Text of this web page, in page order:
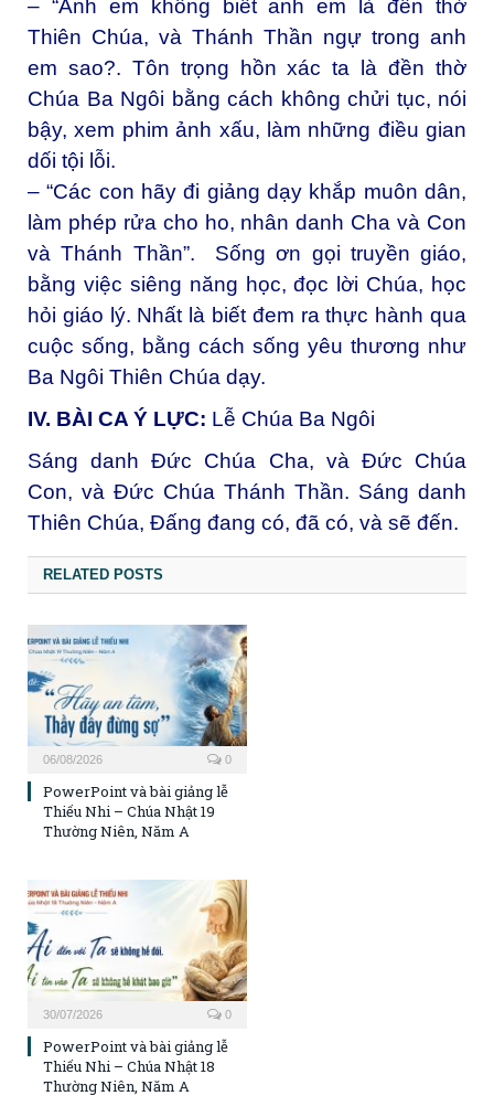
– “Anh em không biết anh em là đền thờ
Thiên Chúa, và Thánh Thần ngự trong anh
em sao?. Tôn trọng hồn xác ta là đền thờ
Chúa Ba Ngôi bằng cách không chửi tục, nói
bậy, xem phim ảnh xấu, làm những điều gian
dối tội lỗi.
– “Các con hãy đi giảng dạy khắp muôn dân,
làm phép rửa cho ho, nhân danh Cha và Con
và Thánh Thần”. Sống ơn gọi truyền giáo,
bằng việc siêng năng học, đọc lời Chúa, học
hỏi giáo lý. Nhất là biết đem ra thực hành qua
cuộc sống, bằng cách sống yêu thương như
Ba Ngôi Thiên Chúa dạy.
IV. BÀI CA Ý LỰC: Lễ Chúa Ba Ngôi
Sáng danh Đức Chúa Cha, và Đức Chúa
Con, và Đức Chúa Thánh Thần. Sáng danh
Thiên Chúa, Đấng đang có, đã có, và sẽ đến.
RELATED POSTS
06/08/2026 0
PowerPoint và bài giảng lễ
Thiếu Nhi – Chúa Nhật 19
Thường Niên, Năm A
30/07/2026 0
PowerPoint và bài giảng lễ
Thiếu Nhi – Chúa Nhật 18
Thường Niên, Năm A